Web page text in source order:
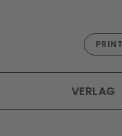
VERLAG